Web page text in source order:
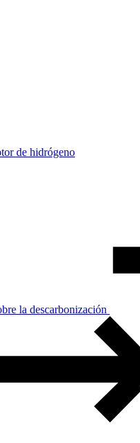
de hidrógeno
la descarbonización